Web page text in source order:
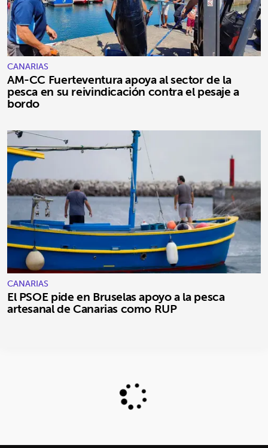
CANARIAS
AM-CC Fuerteventura apoya al sector de la
pesca en su reivindicación contra el pesaje a
bordo
CANARIAS
El PSOE pide en Bruselas apoyo a la pesca
artesanal de Canarias como RUP